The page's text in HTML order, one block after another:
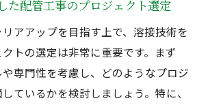
た配管工事のプロジェクト選定
アアップを目指す上で、溶接技術を
トの選定は非常に重要です。まず
専門性を考慮し、どのようなプロジ
ているかを検討しましょう。特に、